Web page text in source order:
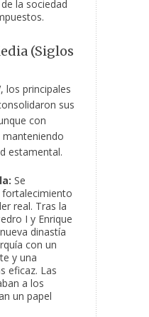
la sociedad
(Siglos
los principales
sus
con
estamental.
Se
real. Tras la
I y Enrique
dinastía
con un
y una
eficaz. Las
a los
un papel